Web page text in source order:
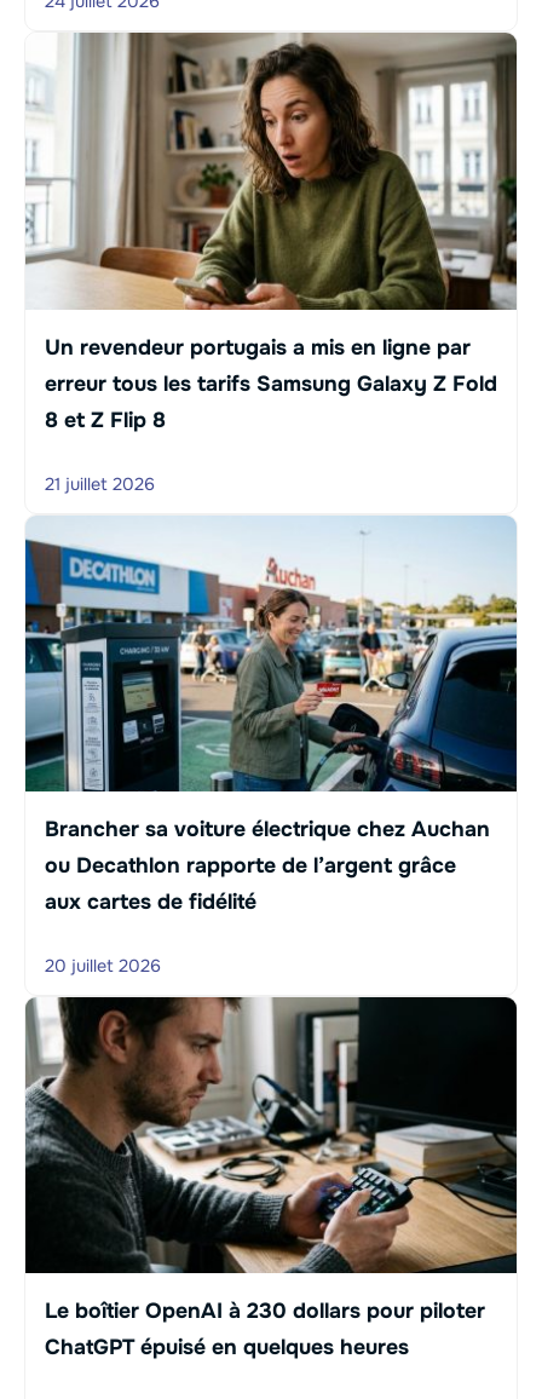
Un revendeur portugais a mis en ligne par
erreur tous les tarifs Samsung Galaxy Z Fold
8 et Z Flip 8
21 juillet 2026
Brancher sa voiture électrique chez Auchan
ou Decathlon rapporte de l’argent grâce
aux cartes de fidélité
20 juillet 2026
Le boîtier OpenAI à 230 dollars pour piloter
ChatGPT épuisé en quelques heures